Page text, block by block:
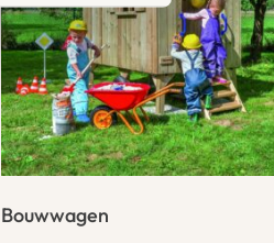
Bouwwagen